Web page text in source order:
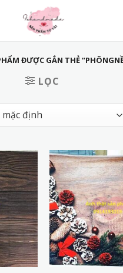
ĐƯỢC GẮN THẺ
LỌC